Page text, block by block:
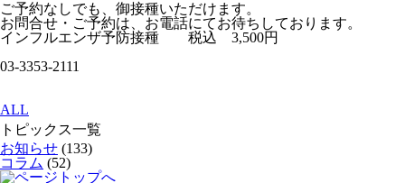
ご予約なしでも、御接種いただけます。
お問合せ・ご予約は、お電話にてお待ちしております。
インフルエンザ予防接種 税込 3,500円
03-3353-2111
ALL
トピックス一覧
お知らせ (133)
コラム (52)